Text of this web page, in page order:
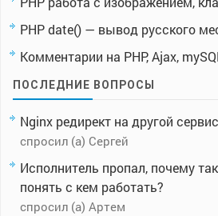
PHP date() — вывод русского
Комментарии на PHP, Ajax,
ПОСЛЕДНИЕ ВОПРОСЫ
Nginx редирект на другой
спросил (а) Сергей
Исполнитель пропал, почему
понять с кем работать?
спросил (а) Артем